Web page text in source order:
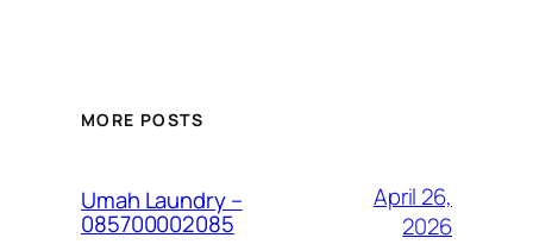
MORE POSTS
Umah Laundry –
085700002085
April 26,
2026